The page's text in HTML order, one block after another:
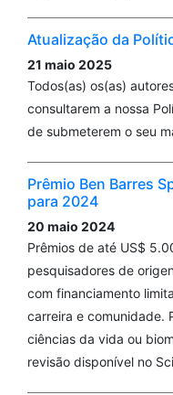
Atualização da
21 maio 2025
Todos(as) os(as)
consultarem a nossa
de submeterem o seu
Prêmio Ben Barres
para 2024
20 maio 2024
Prêmios de até US$
pesquisadores de
com financiamento
carreira e comunidade.
ciências da vida ou
revisão disponível no